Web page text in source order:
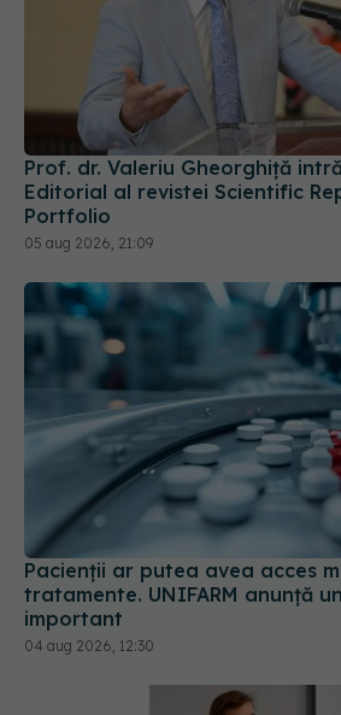
Prof. dr. Valeriu Gheorghiță
Editorial al revistei Scientific
Portfolio
05 aug 2026, 21:09
Pacienții ar putea avea acces
tratamente. UNIFARM anunță
important
04 aug 2026, 12:30